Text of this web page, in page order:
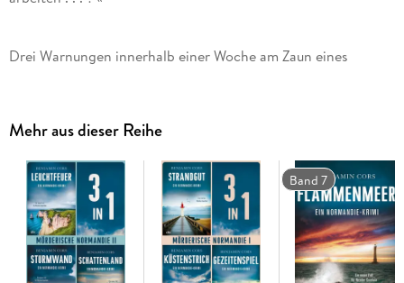
Drei Warnungen innerhalb einer Woche am Zaun eines
Staatsbediensteter und einer der besten Personenschützer
Sein neuer Auftrag führt den charismatischen Nicolas
Guerlain abermals in die Nähe seiner Heimatstadt Deauville.
Doch noch bevor er die Bekanntschaft seiner Schutzperson
machen kann, stößt er auf eine Leiche.
Mehr aus dieser Reihe
Band 7